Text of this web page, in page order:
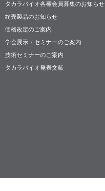
タカラバイオ各種会員募集のお知らせ
終売製品のお知らせ
価格改定のご案内
学会展示・セミナーのご案内
技術セミナーのご案内
タカラバイオ発表文献